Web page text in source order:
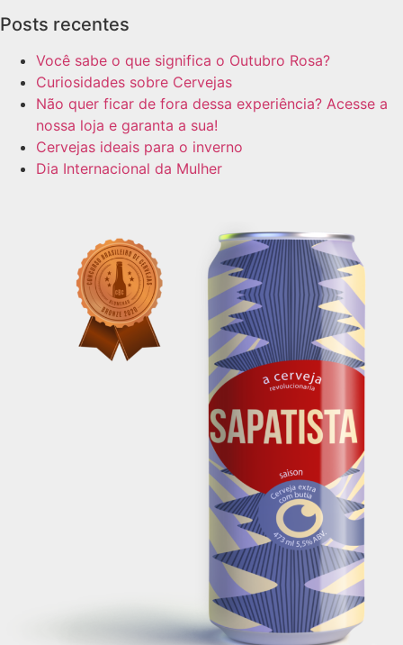
Posts recentes
Você sabe o que significa o Outubro Rosa?
Curiosidades sobre Cervejas
Não quer ficar de fora dessa experiência? Acesse a
nossa loja e garanta a sua!
Cervejas ideais para o inverno
Dia Internacional da Mulher